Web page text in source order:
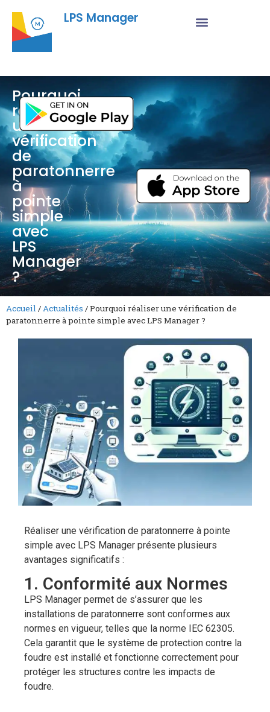
LPS Manager
Pourquoi
réaliser
une
vérification
de
paratonnerre
à
pointe
simple
avec
LPS
Manager
?
Accueil / Actualités /Pourquoi réaliser une vérification de
paratonnerre à pointe simple avec LPS Manager ?
Réaliser une vérification de paratonnerre à pointe
simple avec LPS Manager présente plusieurs
avantages significatifs :
1. Conformité aux Normes
LPS Manager permet de s’assurer que les
installations de paratonnerre sont conformes aux
normes en vigueur, telles que la norme IEC 62305.
Cela garantit que le système de protection contre la
foudre est installé et fonctionne correctement pour
protéger les structures contre les impacts de
foudre.